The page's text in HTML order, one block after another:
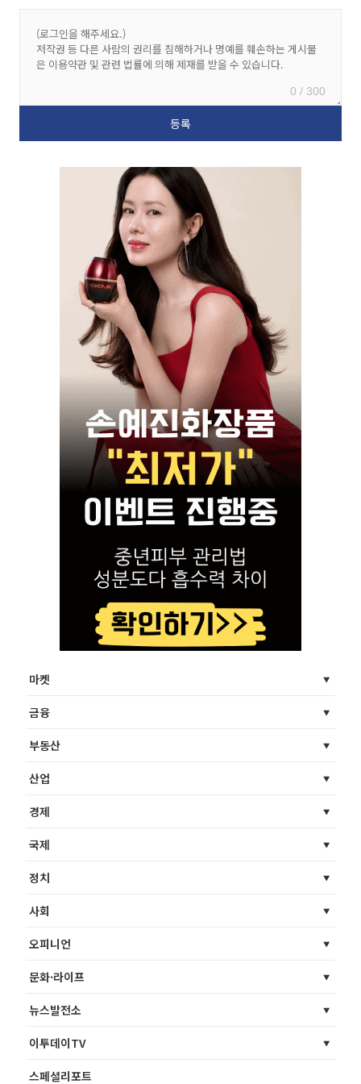
0 / 300
마켓
금융
부동산
산업
경제
국제
정치
사회
오피니언
문화·라이프
뉴스발전소
이투데이TV
스페셜리포트